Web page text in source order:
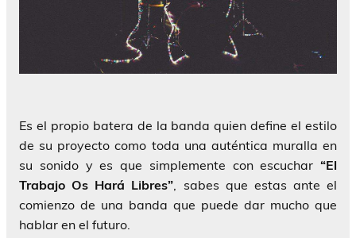
Es el propio batera de la banda quien define el estilo
de su proyecto como toda una auténtica muralla en
su sonido y es que simplemente con escuchar “El
Trabajo Os Hará Libres”, sabes que estas ante el
comienzo de una banda que puede dar mucho que
hablar en el futuro.